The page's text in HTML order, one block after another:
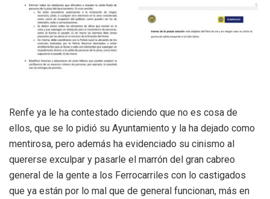
Renfe ya le ha contestado diciendo que no es cosa de
ellos, que se lo pidió su Ayuntamiento y la ha dejado como
mentirosa, pero además ha evidenciado su cinismo al
quererse exculpar y pasarle el marrón del gran cabreo
general de la gente a los Ferrocarriles con lo castigados
que ya están por lo mal que de general funcionan, más en